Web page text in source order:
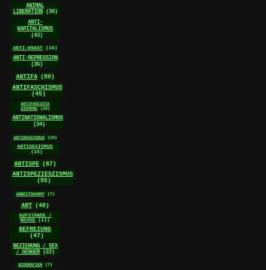
ANIMAL
LIBERATION
(30)
ANTI-
KAPITALISMUS
(43)
ANTI-KNAST (16)
ANTI-REPRESSION
(36)
ANTIFA (80)
ANTIFASCHISMUS
(45)
ANTIFASCISTA
SIEMPRE
(10)
ANTINATIONALISMUS
(34)
ANTIRASSISMUS (10)
ANTISEXISMUS
(15)
ANTISPE (87)
ANTISPEZIESZISMUS
(55)
ARBEITSKAMPF (7)
ART (48)
AUFSTÄNDE /
REVOS
(11)
BEFREIUNG
(47)
BEZIEHUNG / SEX
/ GENDER
(22)
BIOGRAFIEN (7)